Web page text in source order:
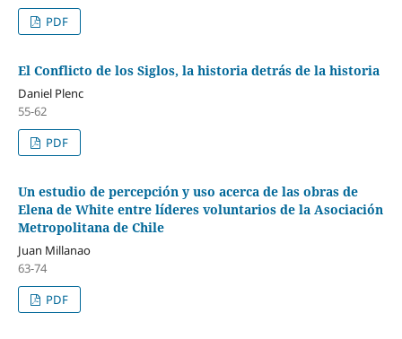
PDF
El Conflicto de los Siglos, la historia detrás de la historia
Daniel Plenc
55-62
PDF
Un estudio de percepción y uso acerca de las obras de
Elena de White entre líderes voluntarios de la Asociación
Metropolitana de Chile
Juan Millanao
63-74
PDF